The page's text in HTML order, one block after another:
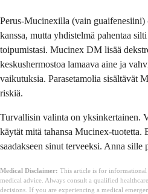
Perus-Mucinexilla (vain
kanssa, mutta yhdistelmä pahentaa
toipumistasi. Mucinex DM lisää
keskushermostoa lamaava aine ja
vaikutuksia. Parasetamolia sisältävät
riskiä.
Turvallisin valinta on yksinkertainen.
käytät mitä tahansa Mucinex-tuotetta.
saadakseen sinut terveeksi. Anna sille
Medical Disclaimer: This article is for informational
medical advice. Always consult a qualified
decisions. If you are experiencing a medical